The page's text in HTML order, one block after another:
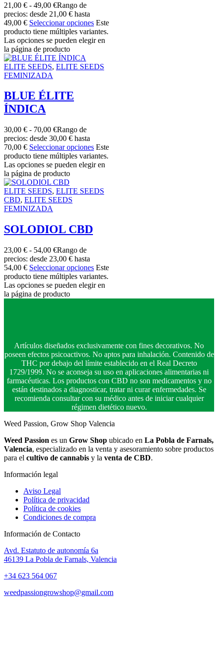
21,00 € - 49,00 €Rango de
precios: desde 21,00 € hasta
49,00 € Seleccionar opciones Este
producto tiene múltiples variantes.
Las opciones se pueden elegir en
la página de producto
ELITE SEEDS, ELITE SEEDS
FEMINIZADA
BLUE ÉLITE
ÍNDICA
30,00 € - 70,00 €Rango de
precios: desde 30,00 € hasta
70,00 € Seleccionar opciones Este
producto tiene múltiples variantes.
Las opciones se pueden elegir en
la página de producto
ELITE SEEDS, ELITE SEEDS
CBD, ELITE SEEDS
FEMINIZADA
SOLODIOL CBD
23,00 € - 54,00 €Rango de
precios: desde 23,00 € hasta
54,00 € Seleccionar opciones Este
producto tiene múltiples variantes.
Las opciones se pueden elegir en
la página de producto
Artículos diseñados exclusivamente con fines decorativos. No
poseen efectos psicoactivos. No aptos para inhalación. Contenido de
THC por debajo del límite establecido en el Real Decreto
1729/1999. No se aconseja su uso en aplicaciones alimentarias ni
farmacéuticas. Los productos con CBD no son medicamentos y no
están destinados a diagnosticar, tratar ni curar enfermedades. Se
recomienda consultar con su médico antes de iniciar cualquier
régimen dietético nuevo.
Weed Passion, Grow Shop Valencia
Weed Passion es un Grow Shop ubicado en La Pobla de Farnals,
Valencia, especializado en la venta y asesoramiento sobre productos
para el cultivo de cannabis y la venta de CBD.
Información legal
Aviso Legal
Política de privacidad
Política de cookies
Condiciones de compra
Información de Contacto
Avd. Estatuto de autonomía 6a
46139 La Pobla de Farnals, Valencia
+34 623 564 067
weedpassiongrowshop@gmail.com